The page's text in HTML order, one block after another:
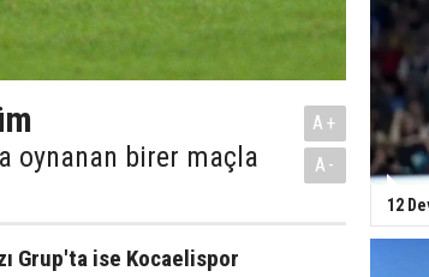
oynanan birer maçla
A+
A-
Grup'ta ise Kocaelispor
12